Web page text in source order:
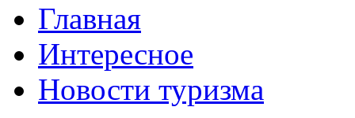
Главная
Интересное
Новости туризма